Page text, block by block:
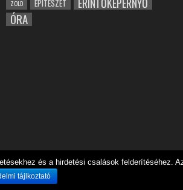
ZÖLD
ÉPÍTÉSZET
ÓRA
és a hirdetési csalások felderítéséhez.
tájlkoztató